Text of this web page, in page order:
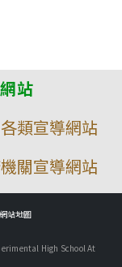
站
類宣導網站
關宣導網站
網站地圖
High School At